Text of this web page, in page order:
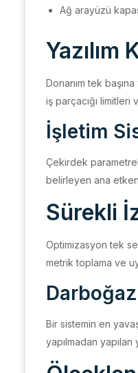
Ağ arayüzü
Yazılım
Donanım tek
iş parçacığı limitleri
İşletim
Çekirdek
belirleyen ana
Sürekli
Optimizasyon tek
metrik toplama ve
Bir sistemin en
yapılmadan yapılan